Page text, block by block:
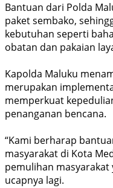
Bantuan dari Polda
paket sembako,
kebutuhan seperti
obatan dan pakaian
Kapolda Maluku
merupakan
memperkuat
penanganan bencana.
“Kami berharap
masyarakat di Kota
pemulihan masyarakat
ucapnya lagi.